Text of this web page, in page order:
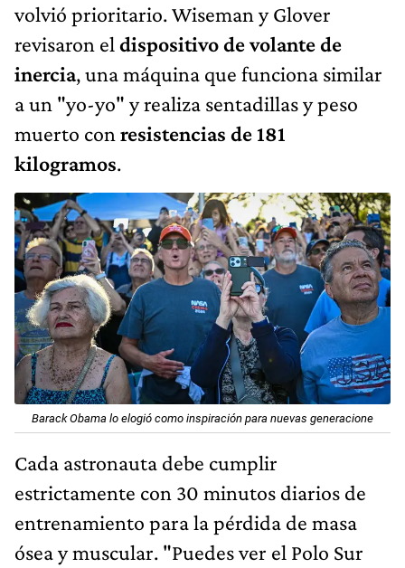
volvió prioritario. Wiseman y Glover
revisaron el dispositivo de volante de
inercia, una máquina que funciona similar
a un "yo-yo" y realiza sentadillas y peso
muerto con resistencias de181
kilogramos.
Barack Obama lo elogió como inspiración para nuevas generacione
Cada astronauta debe cumplir
estrictamente con 30 minutos diarios de
entrenamiento para la pérdida de masa
ósea y muscular. "Puedes ver el Polo Sur